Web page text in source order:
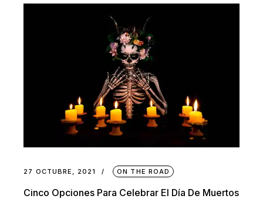
27 OCTUBRE, 2021 ON THE ROAD
Cinco Opciones Para Celebrar El Día De Muertos